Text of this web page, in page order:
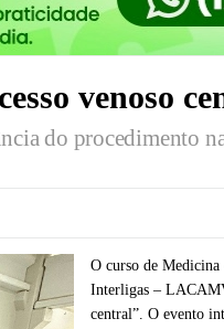
venoso
do procedimento
O curso de
Interligas –
central”. O evento